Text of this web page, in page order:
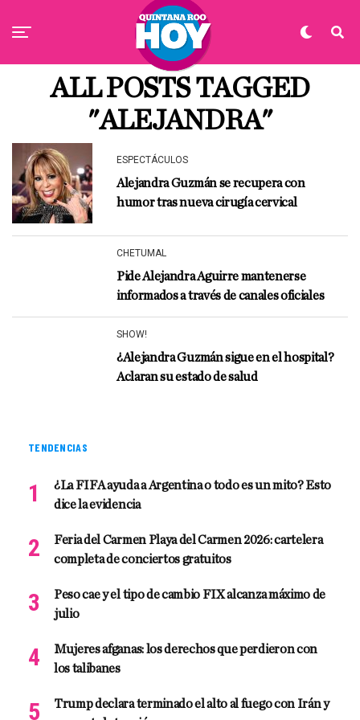
ALL POSTS TAGGED
"ALEJANDRA"
ESPECTÁCULOS
Alejandra Guzmán se recupera con
humor tras nueva cirugía cervical
CHETUMAL
Pide Alejandra Aguirre mantenerse
informados a través de canales oficiales
SHOW!
¿Alejandra Guzmán sigue en el hospital?
Aclaran su estado de salud
TENDENCIAS
¿La FIFA ayuda a Argentina o todo es un mito? Esto
dice la evidencia
Feria del Carmen Playa del Carmen 2026: cartelera
completa de conciertos gratuitos
Peso cae y el tipo de cambio FIX alcanza máximo de
julio
Mujeres afganas: los derechos que perdieron con
los talibanes
Trump declara terminado el alto al fuego con Irán y